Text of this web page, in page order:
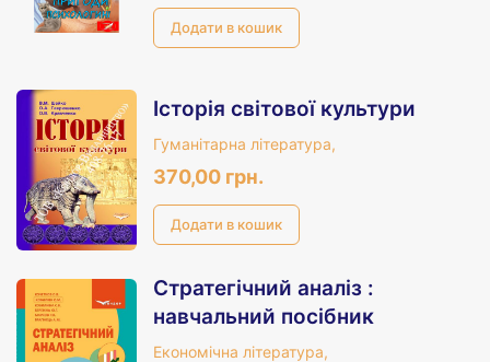
Історія світової культури
Гуманітарна література,
370,00 грн.
Стратегічний аналіз :
навчальний посібник
Економічна література,